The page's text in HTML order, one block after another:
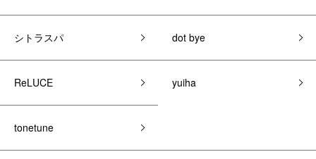
シトラスパ dot bye
ReLUCE yuiha
tonetune